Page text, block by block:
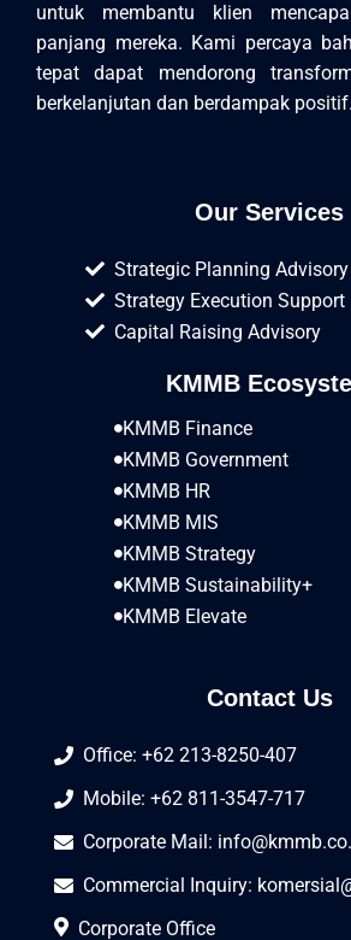
untuk membantu klien
panjang mereka. Kami percaya
tepat dapat mendorong
berkelanjutan dan berdampak positif.
Our Services
Strategic Planning Advisory
Strategy Execution Support
Capital Raising Advisory
KMMB
KMMB Finance
KMMB Government
KMMB HR
KMMB MIS
KMMB Strategy
KMMB Sustainability+
KMMB Elevate
Contact Us
Office: +62 213-8250-407
Mobile: +62 811-3547-717
Corporate Mail:
Commercial Inquiry:
Corporate Office